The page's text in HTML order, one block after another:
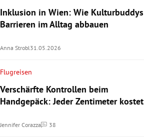
Inklusion in Wien: Wie Kulturbuddys
Barrieren im Alltag abbauen
Anna Strobl 31.05.2026
Flugreisen
Verschärfte Kontrollen beim
Handgepäck: Jeder Zentimeter kostet
Jennifer Corazza 38
Kommentare